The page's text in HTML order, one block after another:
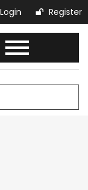
Login Register